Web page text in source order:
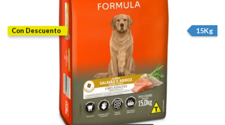
15Kg
Con Descuento